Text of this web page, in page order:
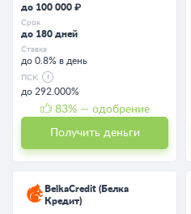
до 100 000 ₽
Срок
до 180 дней
Ставка
до 0.8% в день
ПСК
до 292.000%
83% — одобрение
Получить деньги
BelkaCredit (Белка
Кредит)